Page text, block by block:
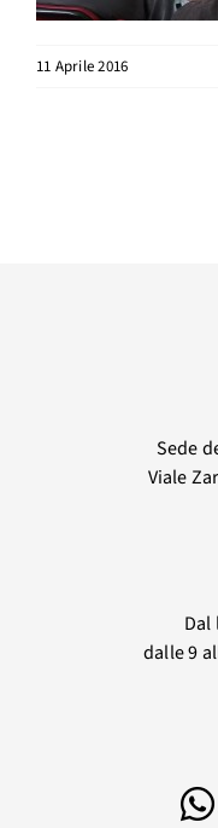
11 Aprile 2016
Sede
Viale
dalle 9